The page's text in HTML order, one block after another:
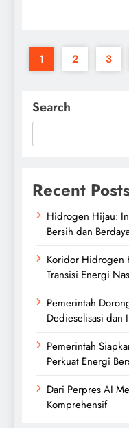
1 2 3
Search
Recent
Hidrogen Hijau:
Bersih dan
Koridor Hidrogen
Transisi Energi
Pemerintah
Dedieselisasi dan
Pemerintah
Perkuat Energi
Dari Perpres AI
Komprehensif